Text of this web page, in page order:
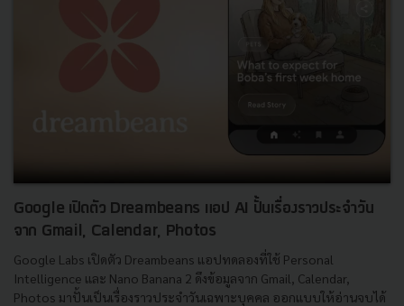
Google เปิดตัว Dreambeans แอป AI ปั้นเรื่องราวประจำวัน
จาก Gmail, Calendar, Photos
Google Labs เปิดตัว Dreambeans แอปทดลองที่ใช้ Personal
Intelligence และ Nano Banana 2 ดึงข้อมูลจาก Gmail, Calendar,
Photos มาปั้นเป็นเรื่องราวประจำวันเฉพาะบุคคล ออกแบบให้อ่านจบได้